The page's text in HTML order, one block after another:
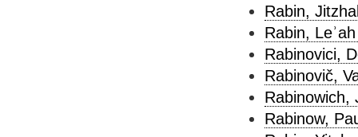
Rabin,
Rabin,
Rabinovici,
Rabinovič,
Rabinowich,
Rabinow,